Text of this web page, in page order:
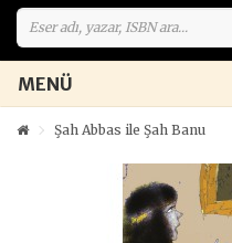
MENÜ
Şah Abbas ile Şah Banu